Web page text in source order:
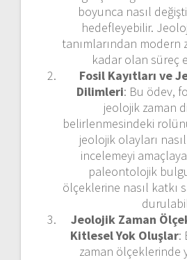
boyunca nasıl
hedefleyebilir.
tanımlarından modern
kadar olan süreç
Fosil Kayıtları ve
Dilimleri: Bu ödev,
jeolojik zaman
belirlenmesindeki
jeolojik olayları nasıl
incelemeyi
paleontolojik
ölçeklerine nasıl katkı
Jeolojik Zaman
Kitlesel Yok Oluşlar:
zaman ölçeklerinde